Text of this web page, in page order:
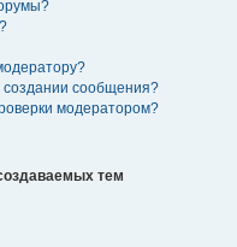
создании сообщения?
модератором?
тем